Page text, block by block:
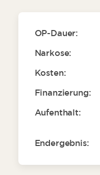
OP-Dauer:
Narkose:
Kosten:
Finanzierung:
Aufenthalt:
Endergebnis: